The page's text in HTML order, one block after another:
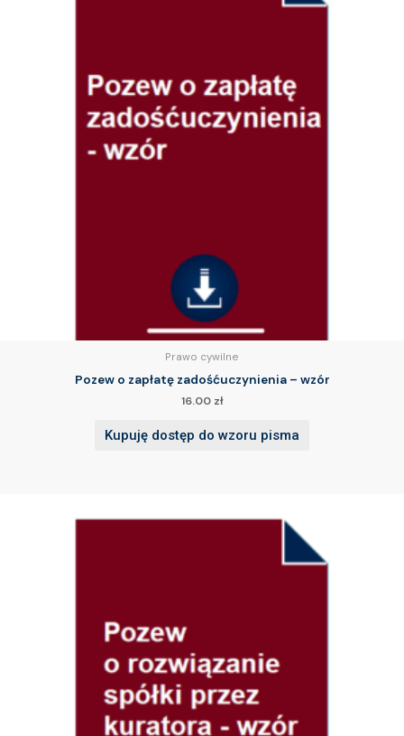
Prawo cywilne
Pozew o zapłatę zadośćuczynienia – wzór
16.00 zł
Kupuję dostęp do wzoru pisma